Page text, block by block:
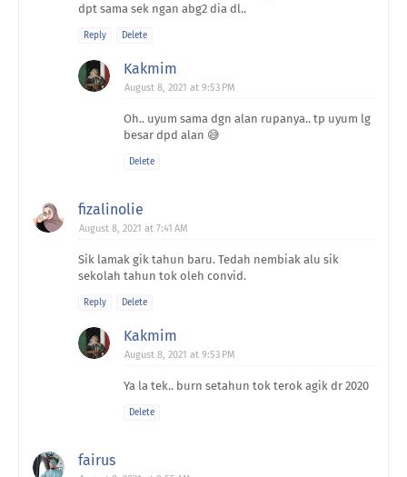
dpt sama sek ngan abg2 dia dl..
Reply Delete
Kakmim
August 8, 2021 at 9:53 PM
Oh.. uyum sama dgn alan rupanya.. tp uyum lg
besar dpd alan 😅
Delete
fizalinolie
August 8, 2021 at 7:41 AM
Sik lamak gik tahun baru. Tedah nembiak alu sik
sekolah tahun tok oleh convid.
Reply Delete
Kakmim
August 8, 2021 at 9:53 PM
Ya la tek.. burn setahun tok terok agik dr 2020
Delete
fairus